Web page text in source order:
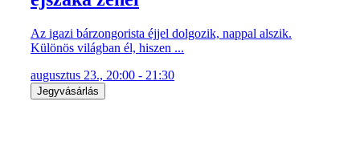
Az igazi bárzongorista éjjel dolgozik, nappal alszik.
Különös világban él, hiszen ...
augusztus 23., 20:00 - 21:30
Jegyvásárlás